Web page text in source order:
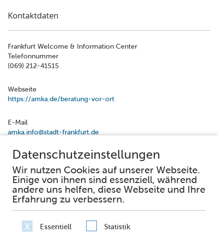
Kontaktdaten
Frankfurt Welcome & Information Center
Telefonnummer
(069) 212-41515
Webseite
https://amka.de/beratung-vor-ort
E-Mail
amka.info@stadt-frankfurt.de
Facebook
Instagram
Impressum
Datenschutz